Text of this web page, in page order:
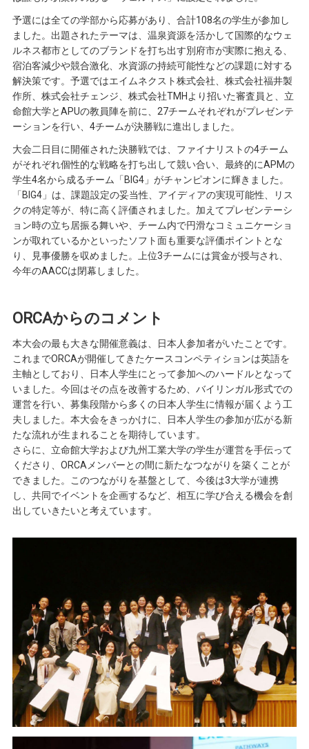
予選には全ての学部から応募があり、合計108名の学生が参加し
ました。出題されたテーマは、温泉資源を活かして国際的なウェ
ルネス都市としてのブランドを打ち出す別府市が実際に抱える、
宿泊客減少や競合激化、水資源の持続可能性などの課題に対する
解決策です。予選ではエイムネクスト株式会社、株式会社福井製
作所、株式会社チェンジ、株式会社TMHより招いた審査員と、立
命館大学とAPUの教員陣を前に、27チームそれぞれがプレゼンテ
ーションを行い、4チームが決勝戦に進出しました。
大会二日目に開催された決勝戦では、ファイナリストの4チーム
がそれぞれ個性的な戦略を打ち出して競い合い、最終的にAPMの
学生4名から成るチーム「BIG4」がチャンピオンに輝きました。
「BIG4」は、課題設定の妥当性、アイディアの実現可能性、リス
クの特定等が、特に高く評価されました。加えてプレゼンテーシ
ョン時の立ち居振る舞いや、チーム内で円滑なコミュニケーショ
ンが取れているかといったソフト面も重要な評価ポイントとな
り、見事優勝を収めました。上位3チームには賞金が授与され、
今年のAACCは閉幕しました。
ORCAからのコメント
本大会の最も大きな開催意義は、日本人参加者がいたことです。
これまでORCAが開催してきたケースコンペティションは英語を
主軸としており、日本人学生にとって参加へのハードルとなって
いました。今回はその点を改善するため、バイリンガル形式での
運営を行い、募集段階から多くの日本人学生に情報が届くよう工
夫しました。本大会をきっかけに、日本人学生の参加が広がる新
たな流れが生まれることを期待しています。
さらに、立命館大学および九州工業大学の学生が運営を手伝って
くださり、ORCAメンバーとの間に新たなつながりを築くことが
できました。このつながりを基盤として、今後は3大学が連携
し、共同でイベントを企画するなど、相互に学び合える機会を創
出していきたいと考えています。